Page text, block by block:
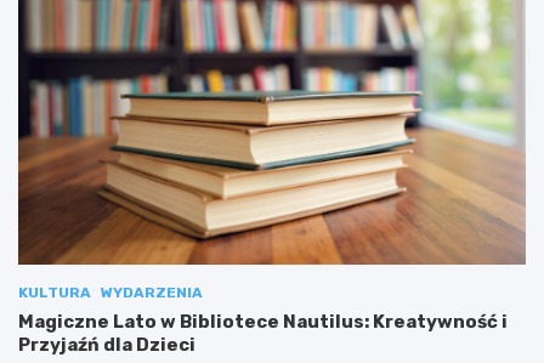
KULTURA WYDARZENIA
Magiczne Lato w Bibliotece Nautilus: Kreatywność i
Przyjaźń dla Dzieci